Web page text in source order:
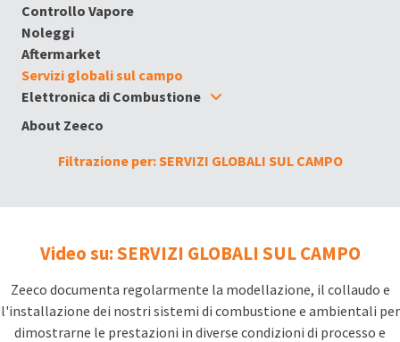
Controllo Vapore
Noleggi
Aftermarket
Servizi globali sul campo
Elettronica di Combustione
About Zeeco
Filtrazione per: SERVIZI GLOBALI SUL CAMPO
Video su: SERVIZI GLOBALI SUL CAMPO
Zeeco documenta regolarmente la modellazione, il collaudo e
l'installazione dei nostri sistemi di combustione e ambientali per
dimostrarne le prestazioni in diverse condizioni di processo e